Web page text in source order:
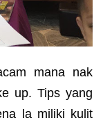
mana nak
up. Tips yang
la miliki kulit